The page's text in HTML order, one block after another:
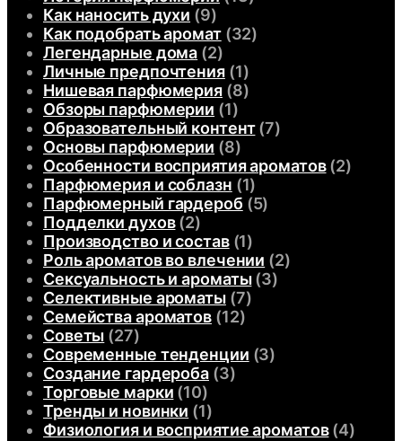
Как наносить духи (9)
Как подобрать аромат(32)
Легендарные дома (2)
Личные предпочтения(1)
Нишевая парфюмерия(8)
Обзоры парфюмерии (1)
Образовательный контент(7)
Основы парфюмерии (8)
Особенности восприятия ароматов(2)
Парфюмерия и соблазн (1)
Парфюмерный гардероб (5)
Подделки духов(2)
Производство и состав(1)
Роль ароматов во влечении (2)
Сексуальность и ароматы(3)
Селективные ароматы(7)
Семейства ароматов(12)
Советы (27)
Современные тенденции (3)
Создание гардероба(3)
Торговые марки (10)
Тренды и новинки (1)
Физиология и восприятие ароматов(4)